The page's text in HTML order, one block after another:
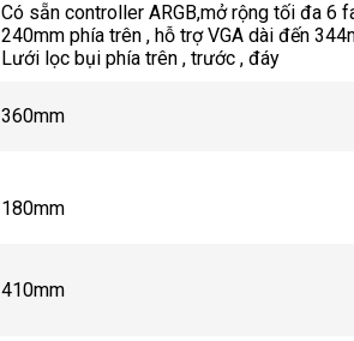
Có sẵn controller ARGB,mở rộng tối đa 6
240mm phía trên , hỗ trợ VGA dài đến
Lưới lọc bụi phía trên , trước , đáy
360mm
180mm
410mm